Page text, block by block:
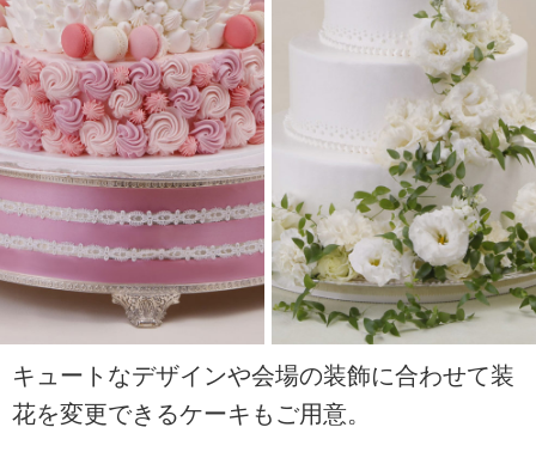
キュートなデザインや会場の装飾に合わせて装
花を変更できるケーキもご用意。